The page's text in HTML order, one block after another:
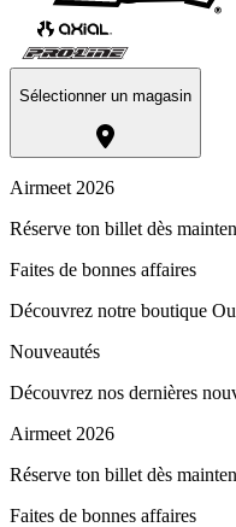
Sélectionner un magasin
Airmeet 2026
Réserve ton billet dès
Faites de bonnes affaires
Découvrez notre boutique
Nouveautés
Découvrez nos dernières
Airmeet 2026
Réserve ton billet dès
Faites de bonnes affaires